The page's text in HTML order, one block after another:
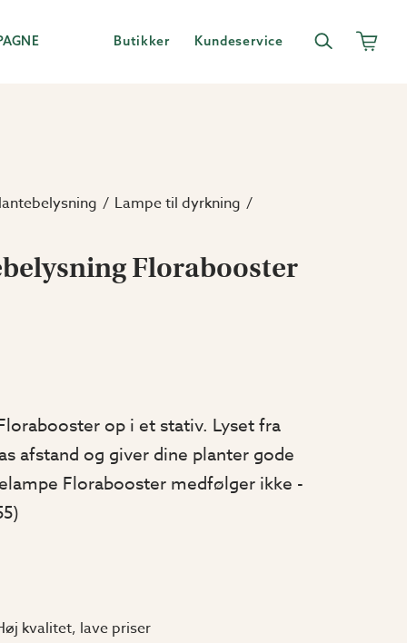
Butikker Kundeservice
Lampe til dyrkning
Florabooster
op i et stativ. Lyset fra
afstand og giver dine planter gode
Florabooster medfølger ikke -
kvalitet, lave priser